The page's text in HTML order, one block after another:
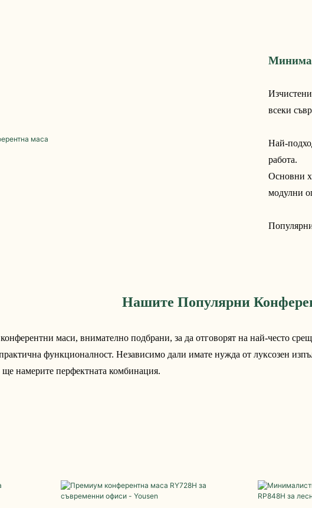
всеки
Най-
работа.
Основни
модулни
Нашите Популярни
маси, внимателно подбрани, за да отговорят на най-често
функционалност. Независимо дали имате нужда от луксозен
намерите перфектната комбинация.